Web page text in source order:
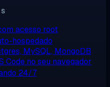
acesso root
hospedado
MySQL, MongoDB
Code no seu navegador
24/7